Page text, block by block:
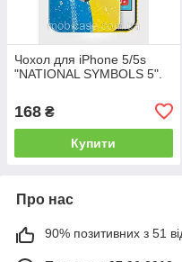
Чохол для iPhone 5/5s
"NATIONAL SYMBOLS 5".
168 ₴
Купити
Про нас
90% позитивних з 51